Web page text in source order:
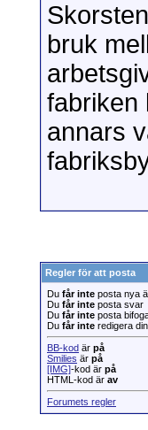
bruk
fabriken
annars
Regler för att posta
Du får inte posta nya
Du får inte posta svar
Du får inte posta
Du får inte redigera
BB-kod är på
Smilies är på
[IMG]-kod är på
HTML-kod är av
Forumets regler